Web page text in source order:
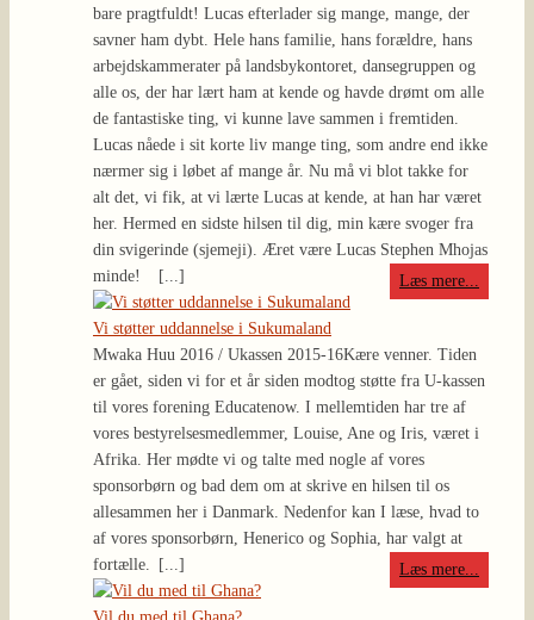
bare pragtfuldt! Lucas efterlader sig mange, mange, der
savner ham dybt. Hele hans familie, hans forældre, hans
arbejdskammerater på landsbykontoret, dansegruppen og
alle os, der har lært ham at kende og havde drømt om alle
de fantastiske ting, vi kunne lave sammen i fremtiden.
Lucas nåede i sit korte liv mange ting, som andre end ikke
nærmer sig i løbet af mange år. Nu må vi blot takke for
alt det, vi fik, at vi lærte Lucas at kende, at han har været
her. Hermed en sidste hilsen til dig, min kære svoger fra
din svigerinde (sjemeji). Æret være Lucas Stephen Mhojas
minde!
[...] Læs mere...
Vi støtter uddannelse i Sukumaland
Mwaka Huu 2016 / Ukassen 2015-16Kære venner. Tiden
er gået, siden vi for et år siden modtog støtte fra U-kassen
til vores forening Educatenow. I mellemtiden har tre af
vores bestyrelsesmedlemmer, Louise, Ane og Iris, været i
Afrika. Her mødte vi og talte med nogle af vores
sponsorbørn og bad dem om at skrive en hilsen til os
allesammen her i Danmark. Nedenfor kan I læse, hvad to
af vores sponsorbørn, Henerico og Sophia, har valgt at
fortælle.
[...] Læs mere...